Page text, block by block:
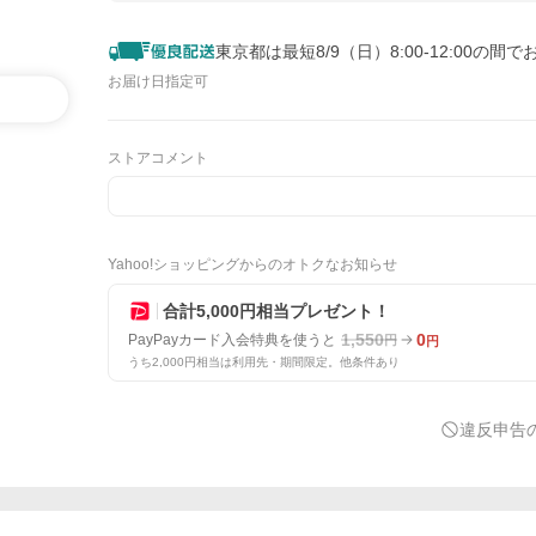
東京都は最短8/9（日）8:00-12:00の間で
お届け日指定可
ストアコメント
Yahoo!ショッピングからのオトクなお知らせ
合計5,000円相当プレゼント！
PayPayカード入会特典を使うと 1,550円 0円
うち2,000円相当は利用先・期間限定。他条件あり
違反申告